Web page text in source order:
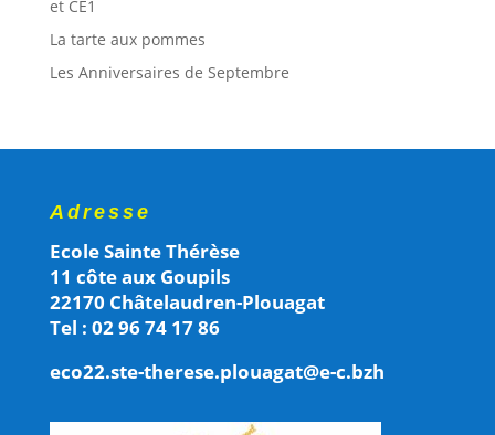
et CE1
La tarte aux pommes
Les Anniversaires de Septembre
Adresse
Ecole Sainte Thérèse
11 côte aux Goupils
22170 Châtelaudren-Plouagat
Tel : 02 96 74 17 86
eco22.ste-therese.plouagat@e-c.bzh